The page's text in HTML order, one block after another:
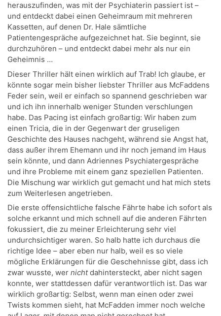
herauszufinden, was mit der Psychiaterin passiert ist –
und entdeckt dabei einen Geheimraum mit mehreren
Kassetten, auf denen Dr. Hale sämtliche
Patientengespräche aufgezeichnet hat. Sie beginnt, sie
durchzuhören – und entdeckt dabei mehr als nur ein
Geheimnis …
Dieser Thriller hält einen wirklich auf Trab! Ich glaube, er
könnte sogar mein bisher liebster Thriller aus McFaddens
Feder sein, weil er einfach so spannend geschrieben war
und ich ihn innerhalb weniger Stunden verschlungen
habe. Das Pacing ist einfach großartig: Wir haben zum
einen Tricia, die in der Gegenwart der gruseligen
Geschichte des Hauses nachgeht, während sie Angst hat,
dass außer ihrem Ehemann und ihr noch jemand im Haus
sein könnte, und dann Adriennes Psychiatergespräche
und ihre Probleme mit einem ganz speziellen Patienten.
Die Mischung war wirklich gut gemacht und hat mich stets
zum Weiterlesen angetrieben.
Die erste offensichtliche falsche Fährte habe ich sofort als
solche erkannt und mich schnell auf die anderen Fährten
fokussiert, die zu meiner Erleichterung sehr viel
undurchsichtiger waren. So halb hatte ich durchaus die
richtige Idee – aber eben nur halb, weil es so viele
mögliche Erklärungen für die Geschehnisse gibt, dass ich
zwar wusste, wer nichtdahintersteckt, aber nicht sagen
konnte, wer stattdessen dafür verantwortlich ist. Das war
wirklich großartig: Selbst, wenn man einen oder zwei
Twists kommen sieht, hat McFadden immer noch welche